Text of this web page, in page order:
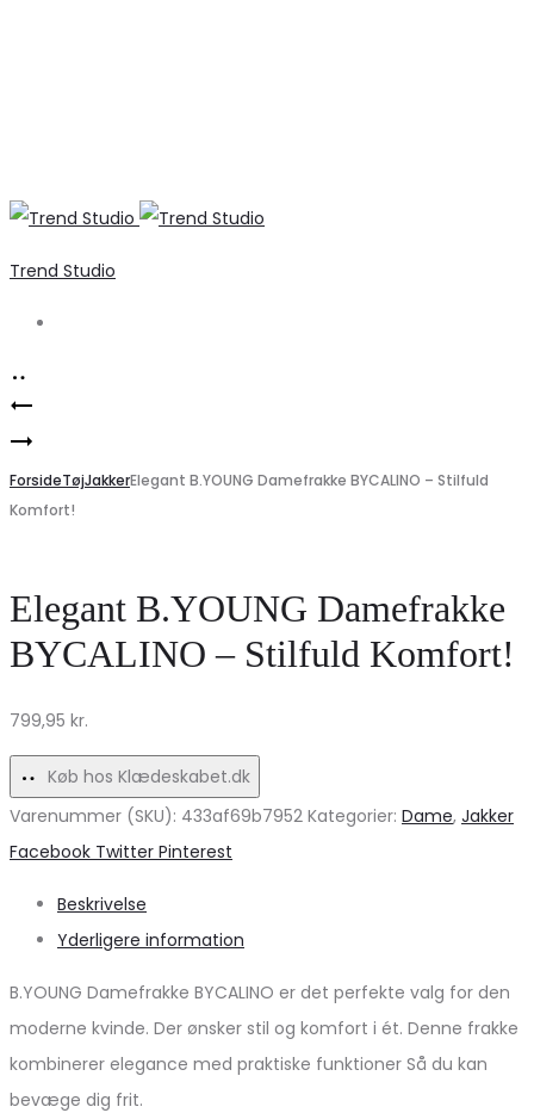
Trend Studio
Product
navigation
Chateau
Emma
damejeans
–
Elegant
Marta
du
Chateau
jeans
MdcNora
MDC229-
–
Military
ForsideTøjJakkerElegant B.YOUNG Damefrakke BYCALINO – Stilfuld
Komfort!
Elegant B.YOUNG Damefrakke
BYCALINO – Stilfuld Komfort!
799,95 kr.
Køb hos Klædeskabet.dk
Varenummer (SKU): 433af69b7952 Kategorier: Dame, Jakker
Share
Facebook Twitter Pinterest
Beskrivelse
Yderligere information
B.YOUNG Damefrakke BYCALINO er det perfekte valg for den
moderne kvinde. Der ønsker stil og komfort i ét. Denne frakke
kombinerer elegance med praktiske funktioner Så du kan
bevæge dig frit.